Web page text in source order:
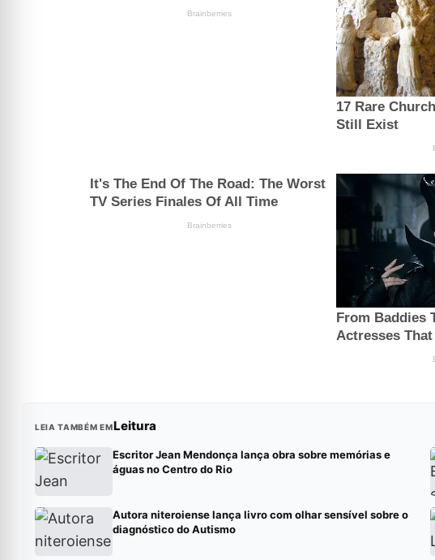
LEIA TAMBÉM EMLeitura
Escritor Jean Mendonça lança obra sobre memórias e
águas no Centro do Rio
Autora niteroiense lança livro com olhar sensível sobre o
diagnóstico do Autismo